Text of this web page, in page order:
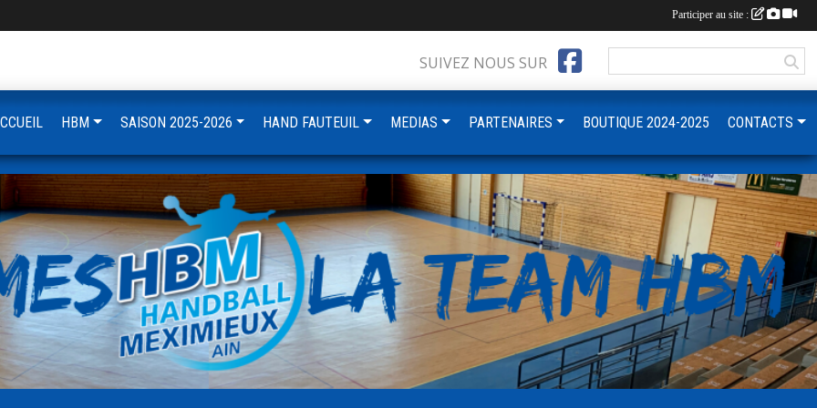
SUIVEZ NOUS SUR
HBM SAISON 2025-2026 HAND FAUTEUIL MEDIAS PARTENAIRES BOUTIQUE 2024-2025 CONTACTS
Participer au site :